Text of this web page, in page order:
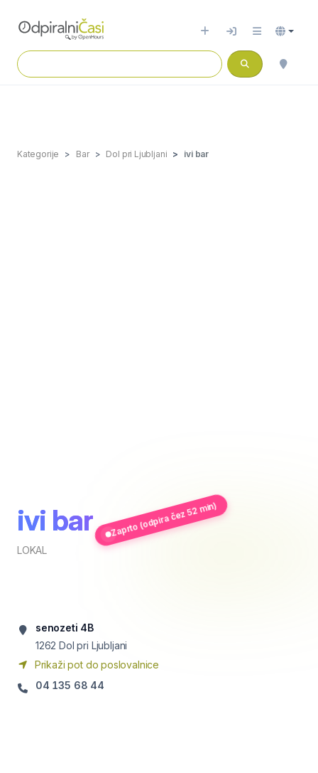
Kategorije Bar Dol pri Ljubljani ivi bar
ivi bar
LOKAL
Zaprto (odpira čez 52 min)
senozeti 4B
1262 Dol pri Ljubljani
Prikaži pot do poslovalnice
04 135 68 44